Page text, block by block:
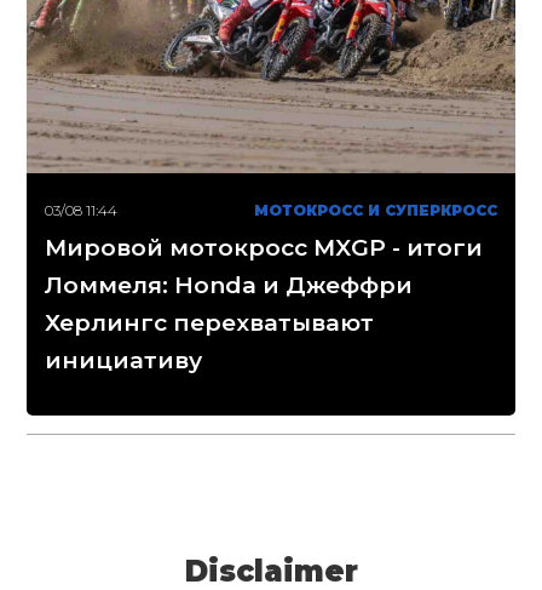
03/08 11:44 МОТОКРОСС И СУПЕРКРОСС
Мировой мотокросс MXGP - итоги
Ломмеля: Honda и Джеффри
Херлингс перехватывают
инициативу
Disclaimer